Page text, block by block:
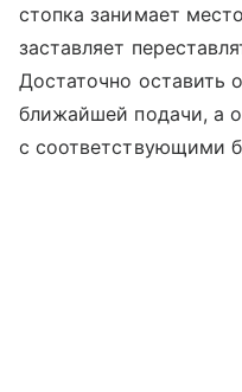
стопка занимает
заставляет
Достаточно оставить
ближайшей подачи, а
с соответствующими